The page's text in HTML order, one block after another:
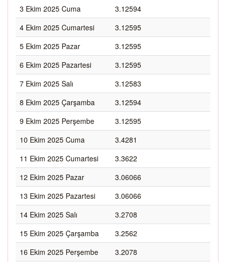
3 Ekim 2025 Cuma
3.12594
4 Ekim 2025 Cumartesi
3.12595
5 Ekim 2025 Pazar
3.12595
6 Ekim 2025 Pazartesi
3.12595
7 Ekim 2025 Salı
3.12583
8 Ekim 2025 Çarşamba
3.12594
9 Ekim 2025 Perşembe
3.12595
10 Ekim 2025 Cuma
3.4281
11 Ekim 2025 Cumartesi
3.3622
12 Ekim 2025 Pazar
3.06066
13 Ekim 2025 Pazartesi
3.06066
14 Ekim 2025 Salı
3.2708
15 Ekim 2025 Çarşamba
3.2562
16 Ekim 2025 Perşembe
3.2078